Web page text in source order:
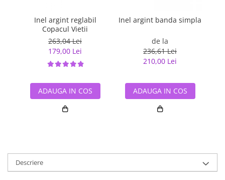
Inel argint reglabil
Copacul Vietii
263,04 Lei
179,00 Lei
ADAUGA IN COS
Inel argint banda simpla
de la
236,61 Lei
210,00 Lei
ADAUGA IN COS
Descriere